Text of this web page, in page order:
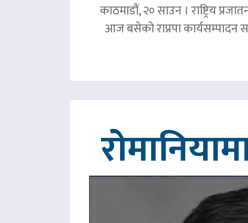
काठमाडौं, २० साउन । राष्ट्रिय
आज बसेको राप्रपा कार्यसम्पादन